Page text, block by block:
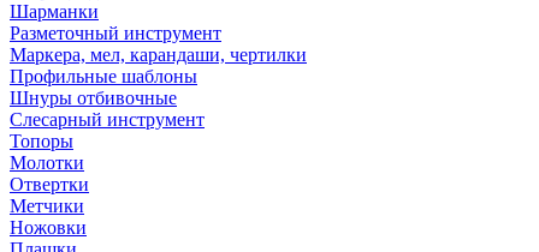
Шарманки
Разметочный инструмент
Маркера, мел, карандаши, чертилки
Профильные шаблоны
Шнуры отбивочные
Слесарный инструмент
Топоры
Молотки
Отвертки
Метчики
Ножовки